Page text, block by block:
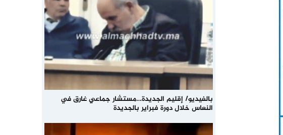
بالفيديو/ إقليم الجديدة…مستشار جماعي غارق في
النعاس خلال دورة فبراير بالجديدة